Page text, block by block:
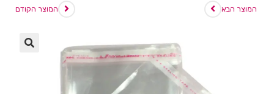
המוצר הקודם המוצר הבא